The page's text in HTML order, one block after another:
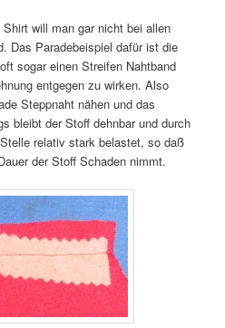
will man gar nicht bei allen
Das Paradebeispiel dafür ist die
sogar einen Streifen Nahtband
entgegen zu wirken. Also
Steppnaht nähen und das
bleibt der Stoff dehnbar und durch
relativ stark belastet, so daß
der Stoff Schaden nimmt.